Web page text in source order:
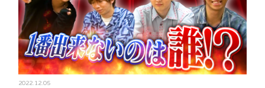
2022.12.05